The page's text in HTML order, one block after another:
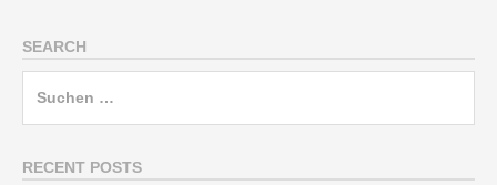
SEARCH
RECENT POSTS